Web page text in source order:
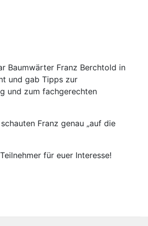
Baumwärter Franz Berchtold in
und gab Tipps zur
und zum fachgerechten
Franz genau „auf die
für euer Interesse!